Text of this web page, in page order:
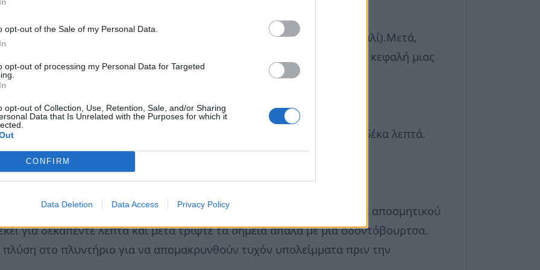
opt-out of the Sale of my Personal Data.
opt-out of processing my Personal Data for Targeted
opt-out of Collection, Use, Retention, Sale, and/or Sharing
Data that Is Unrelated with the Purposes for which it
CONFIRM
Data Deletion Data Access Privacy Policy
από το ύφασμα στο οποίο έχει κολλήσει (π.χ. από το ρούχο ή το χαλί).Μετά,
ξύδι και ζεστάνετέ το στον φούρνο μικροκυμάτων. Βουτήξτε την κεφαλή μιας
καλά την τσίχλα που έχει απομείνει μέχρι να φύγει εντελώς.
είδη υγιεινής
Τυλίξτε το γύρω από βρύσες, μπαταρίες μπάνιου και χερούλια για δέκα λεπτά.
Η σκουριά και τα άλατα θα φύγουν αμέσως.
και μουλιάστε τις περιοχές που έχουν κιτρινίσει λόγω ιδρώτα και αποσμητικού
για δεκαπέντε λεπτά και μετά τρίψτε τα σημεία απαλά με μία οδοντόβουρτσα.
στο πλυντήριο για να απομακρυνθούν τυχόν υπολείμματα πριν την